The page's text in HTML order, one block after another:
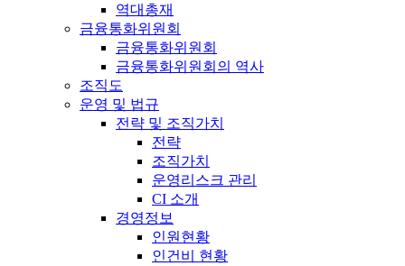
역대총재
금융통화위원회
금융통화위원회
금융통화위원회의 역사
조직도
운영 및 법규
전략 및 조직가치
전략
조직가치
운영리스크 관리
CI 소개
경영정보
인원현황
인건비 현황